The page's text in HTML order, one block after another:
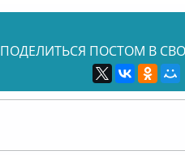
ПОДЕЛИТЬСЯ ПОСТОМ В